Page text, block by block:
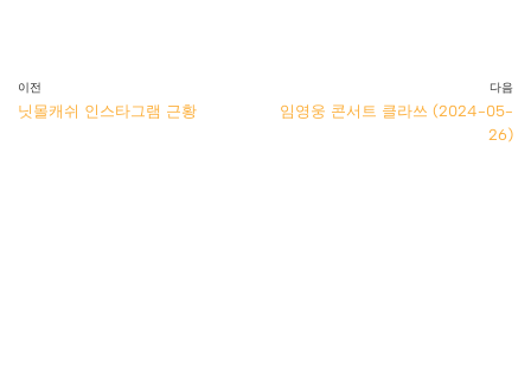
이전
닛몰캐쉬 인스타그램 근황
다음
임영웅 콘서트 클라쓰 (2024-05-
26)